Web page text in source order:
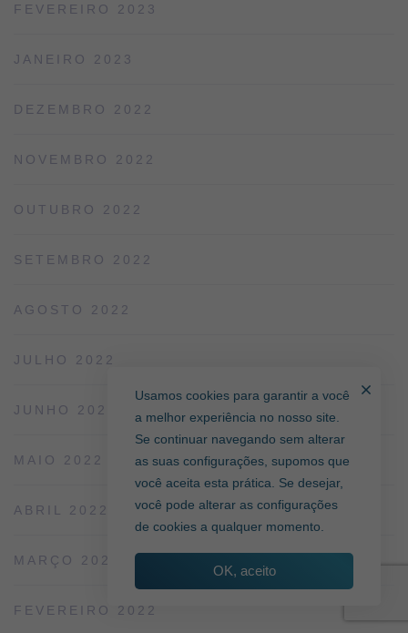
FEVEREIRO 2023
JANEIRO 2023
DEZEMBRO 2022
NOVEMBRO 2022
OUTUBRO 2022
SETEMBRO 2022
AGOSTO 2022
JULHO 2022
JUNHO 2022
MAIO 2022
ABRIL 2022
MARÇO 2022
FEVEREIRO 2022
Usamos cookies para garantir a você
a melhor experiência no nosso site.
Se continuar navegando sem alterar
as suas configurações, supomos que
você aceita esta prática. Se desejar,
você pode alterar as configurações
de cookies a qualquer momento.
OK, aceito